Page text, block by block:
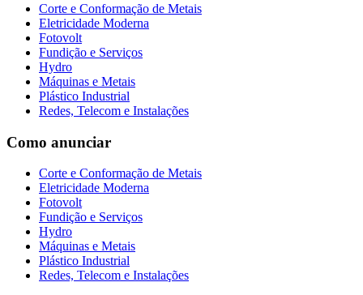
Corte e Conformação de Metais
Eletricidade Moderna
Fotovolt
Fundição e Serviços
Hydro
Máquinas e Metais
Plástico Industrial
Redes, Telecom e Instalações
Como anunciar
Corte e Conformação de Metais
Eletricidade Moderna
Fotovolt
Fundição e Serviços
Hydro
Máquinas e Metais
Plástico Industrial
Redes, Telecom e Instalações